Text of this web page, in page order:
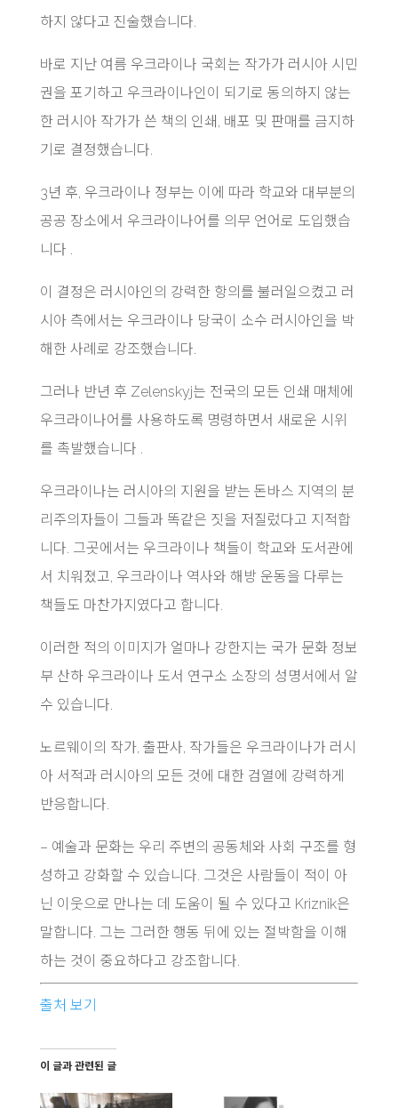
하지 않다고 진술했습니다.
바로 지난 여름 우크라이나 국회는 작가가 러시아 시민
권을 포기하고 우크라이나인이 되기로 동의하지 않는
한 러시아 작가가 쓴 책의 인쇄, 배포 및 판매를 금지하
기로 결정했습니다.
3년 후, 우크라이나 정부는 이에 따라 학교와 대부분의
공공 장소에서 우크라이나어를 의무 언어로 도입했습
니다 .
이 결정은 러시아인의 강력한 항의를 불러일으켰고 러
시아 측에서는 우크라이나 당국이 소수 러시아인을 박
해한 사례로 강조했습니다.
그러나 반년 후 Zelenskyj는 전국의 모든 인쇄 매체에
우크라이나어를 사용하도록 명령하면서 새로운 시위
를 촉발했습니다 .
우크라이나는 러시아의 지원을 받는 돈바스 지역의 분
리주의자들이 그들과 똑같은 짓을 저질렀다고 지적합
니다. 그곳에서는 우크라이나 책들이 학교와 도서관에
서 치워졌고, 우크라이나 역사와 해방 운동을 다루는
책들도 마찬가지였다고 합니다.
이러한 적의 이미지가 얼마나 강한지는 국가 문화 정보
부 산하 우크라이나 도서 연구소 소장의 성명서에서 알
수 있습니다.
노르웨이의 작가, 출판사, 작가들은 우크라이나가 러시
아 서적과 러시아의 모든 것에 대한 검열에 강력하게
반응합니다.
– 예술과 문화는 우리 주변의 공동체와 사회 구조를 형
성하고 강화할 수 있습니다. 그것은 사람들이 적이 아
닌 이웃으로 만나는 데 도움이 될 수 있다고 Kriznik은
말합니다. 그는 그러한 행동 뒤에 있는 절박함을 이해
하는 것이 중요하다고 강조합니다.
출처 보기
이 글과 관련된 글